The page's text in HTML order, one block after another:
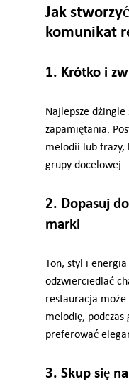
Jak
komunikat
1. Krótko i
Najlepsze
zapamiętania.
melodii lub frazy,
grupy docelowej.
2. Dopasuj
marki
Ton, styl i
odzwierciedlać
restauracja może
melodię,
preferować
3. Skup się